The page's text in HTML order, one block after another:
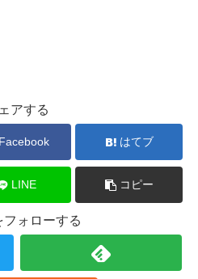
アする
Facebook はてブ
LINE コピー
フォローする